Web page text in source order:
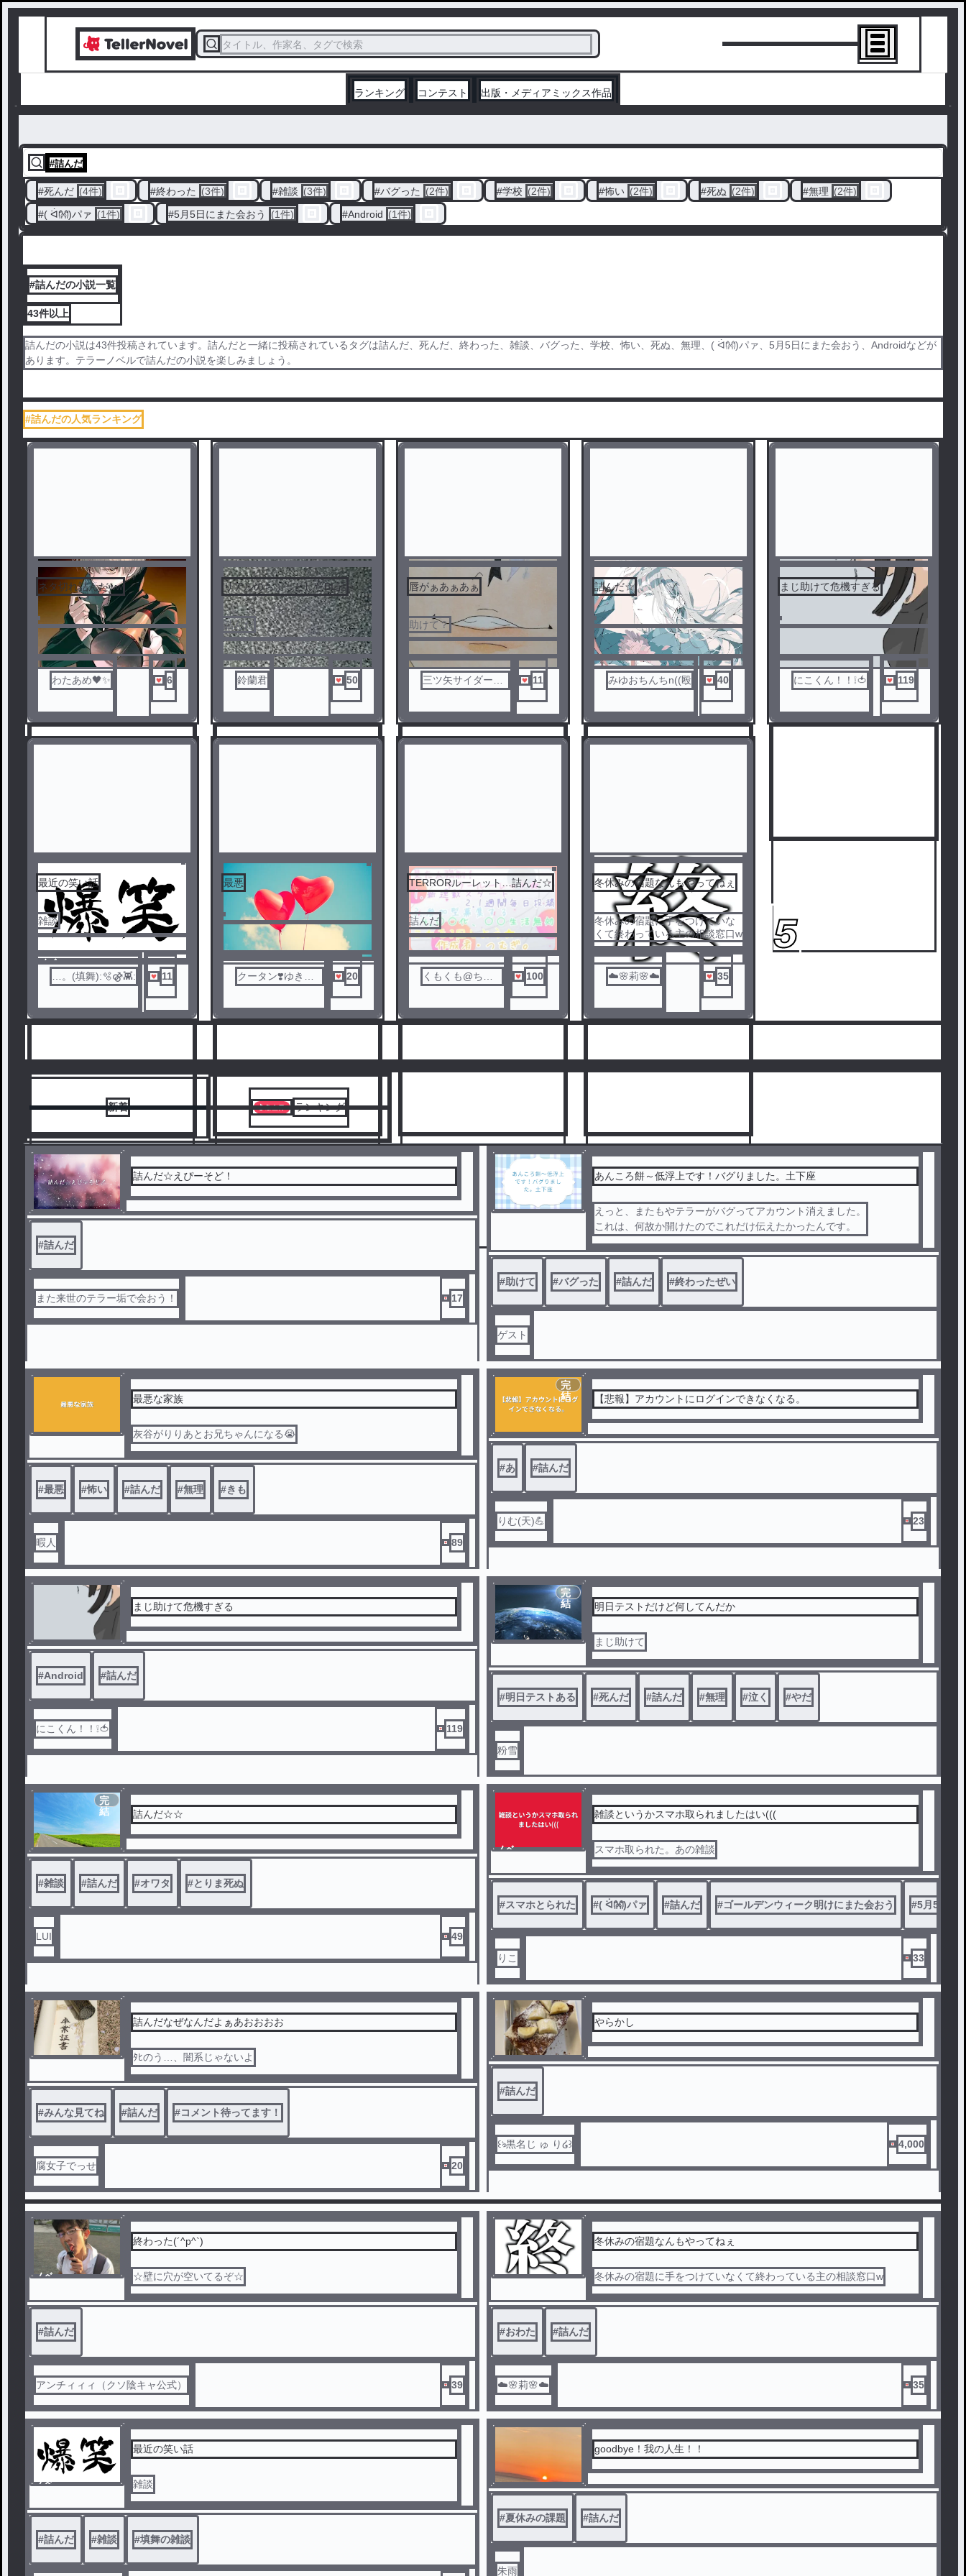
タイトル、作家名、タグで検索
ランキング コンテスト 出版・メディアミックス作品
#詰んだ
#死んだ (4件) #終わった (3件) #雑談 (3件) #バグった (2件) #学校 (2件) #怖い (2件) #死ぬ (2件) #無理 (2件)
#( ᐛ👐)パァ (1件) #5月5日にまた会おう (1件) #Android (1件)
#詰んだの小説一覧
43件以上
詰んだの小説は43件投稿されています。詰んだと一緒に投稿されているタグは詰んだ、死んだ、終わった、雑談、バグった、学校、怖い、死ぬ、無理、( ᐛ👐)パァ、5月5日にまた会おう、Androidなどが
あります。テラーノベルで詰んだの小説を楽しみましょう。
#詰んだの人気ランキング
ネタ切れ詰んだww
わたあめ🖤✨ 6
1
リアルのちょっとしたBL話
詰んだ
鈴蘭君 50
2
唇がぁあぁあぁ
助けて？
三ツ矢サイダー@
11
3
詰んだ☆
みゆおちんちn((殴 40
4
まじ助けて危機すぎる
にこくん！！❕🍅 119
5
ノベ
最近の笑い話
雑談
…。(填舞):🫧⚣👾: 11
6
最悪
クータン❣️ゆき🌹
20
7
TERRORルーレット…詰んだ☆
詰んだ
くもくも@ちょ
100
8
冬休みの宿題なんもやってねぇ
冬休みの宿題に手をつけていな
くて終わっている主の相談窓口w
☁️🌸莉🌸☁️ 35
9
新着 ランキング
詰んだ☆えぴーそど！
#詰んだ
また来世のテラー垢で会おう！ 17
あんころ餅～低浮上です！バグりました。土下座
えっと、またもやテラーがバグってアカウント消えました。
これは、何故か開けたのでこれだけ伝えたかったんです。
#助けて #バグった #詰んだ #終わったぜい
ゲスト
最悪な家族
灰谷がりりあとお兄ちゃんになる😭
#最悪 #怖い #詰んだ #無理 #きも
暇人 89
完
結
【悲報】アカウントにログインできなくなる。
#あ #詰んだ
りむ(天)💪 23
まじ助けて危機すぎる
#Android #詰んだ
にこくん！！❕🍅 119
完
結
明日テストだけど何してんだか
まじ助けて
#明日テストある #死んだ #詰んだ #無理 #泣く #やだ
粉雪
完
結
詰んだ☆☆
#雑談 #詰んだ #オワタ #とりま死ぬ
LUI 49
ノベ
雑談というかスマホ取られましたはい(((
スマホ取られた。あの雑談
#スマホとられた #( ᐛ👐)パァ #詰んだ #ゴールデンウィーク明けにまた会おう #5月5日に
りこ 33
詰んだなぜなんだよぁあおおおお
ﾀﾋのう…、闇系じゃないよ
#みんな見てね #詰んだ #コメント待ってます！
腐女子でっせ 20
やらかし
#詰んだ
4,000
ノベ
終わった(´^p^`)
☆壁に穴が空いてるぞ☆
#詰んだ
アンチィィィ（クソ陰キャ公式） 39
冬休みの宿題なんもやってねぇ
冬休みの宿題に手をつけていなくて終わっている主の相談窓口w
#おわた #詰んだ
☁️🌸莉🌸☁️ 35
ノベ
最近の笑い話
雑談
#詰んだ #雑談 #填舞の雑談
goodbye！我の人生！！
#夏休みの課題 #詰んだ
朱雨